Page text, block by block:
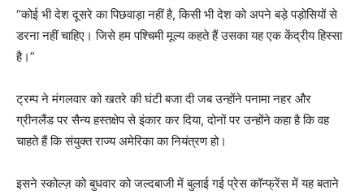
“कोई भी देश दूसरे का पिछवाड़ा नहीं है, किसी भी देश को अपने बड़े पड़ोसियों से
डरना नहीं चाहिए। जिसे हम पश्चिमी मूल्य कहते हैं उसका यह एक केंद्रीय हिस्सा
है।”
ट्रम्प ने मंगलवार को खतरे की घंटी बजा दी जब उन्होंने पनामा नहर और
ग्रीनलैंड पर सैन्य हस्तक्षेप से इंकार कर दिया, दोनों पर उन्होंने कहा है कि वह
चाहते हैं कि संयुक्त राज्य अमेरिका का नियंत्रण हो।
इसने स्कोल्ज़ को बुधवार को जल्दबाजी में बुलाई गई प्रेस कॉन्फ्रेंस में यह बताने